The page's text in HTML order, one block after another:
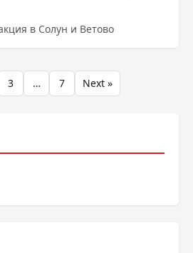
в Солун и Ветово
3 … 7 Next »